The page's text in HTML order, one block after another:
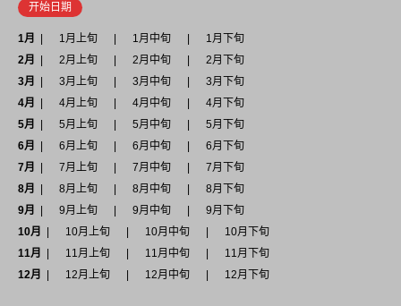
开始日期
1月 1月上旬 1月中旬
1月下旬
2月
2月上旬 2月中旬
2月下旬
3月
3月上旬 3月中旬
3月下旬
4月
4月上旬 4月中旬
4月下旬
5月
5月上旬 5月中旬
5月下旬
6月
6月上旬 6月中旬
6月下旬
7月
7月上旬 7月中旬
7月下旬
8月
8月上旬 8月中旬
8月下旬
9月
9月上旬 9月中旬
9月下旬
10月
10月上旬 10月中旬
10月下旬
11月
11月上旬 11月中旬
11月下旬
12月
12月上旬 12月中旬 12月下旬